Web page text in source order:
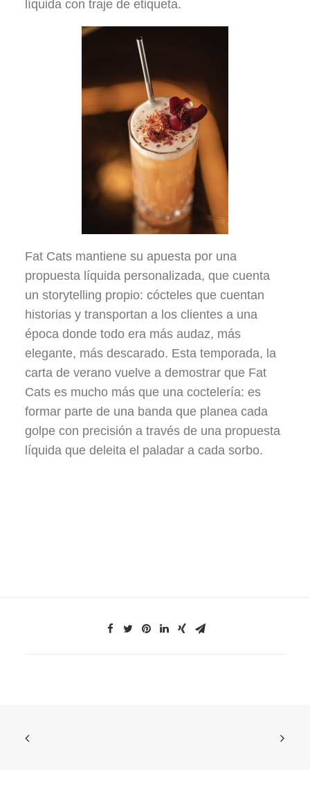
líquida con traje de etiqueta.
Fat Cats mantiene su apuesta por una
propuesta líquida personalizada, que cuenta
un storytelling propio: cócteles que cuentan
historias y transportan a los clientes a una
época donde todo era más audaz, más
elegante, más descarado. Esta temporada, la
carta de verano vuelve a demostrar que Fat
Cats es mucho más que una coctelería: es
formar parte de una banda que planea cada
golpe con precisión a través de una propuesta
líquida que deleita el paladar a cada sorbo.